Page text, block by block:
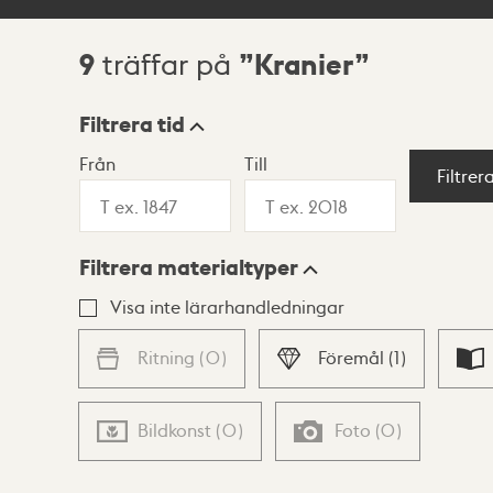
Sökresultat
9 träffar på Kranier
Visningsläge
Lista Karta
Filtrera tid
Från Till
Filtrera materialtyper
Visa inte lärarhandledningar
Ritning (0) Föremål (1)
Bildkonst (0) Foto (0)